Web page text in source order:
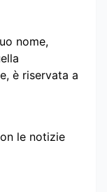
nome,
è riservata a
le notizie